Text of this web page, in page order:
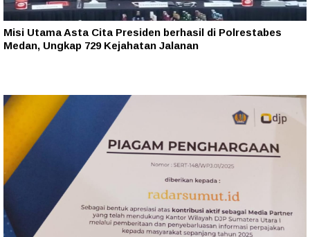
Misi Utama Asta Cita Presiden berhasil di Polrestabes
Medan, Ungkap 729 Kejahatan Jalanan